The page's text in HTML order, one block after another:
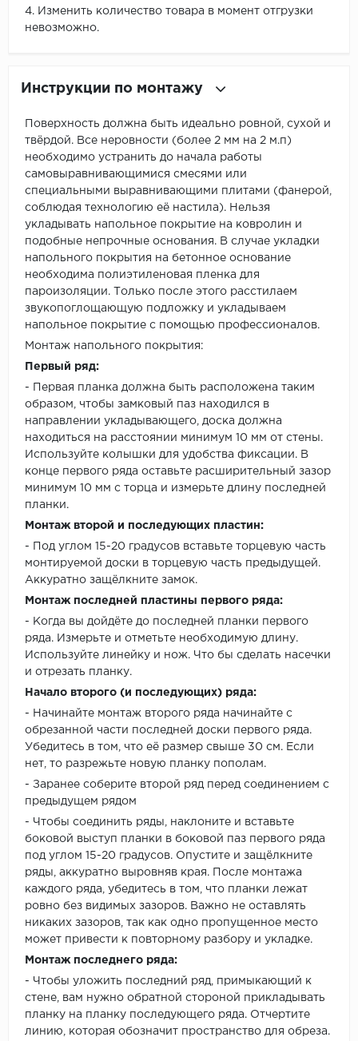
4. Изменить количество товара в момент отгрузки
невозможно.
Инструкции по монтажу
Поверхность должна быть идеально ровной, сухой и
твёрдой. Все неровности (более 2 мм на 2 м.п)
необходимо устранить до начала работы
самовыравнивающимися смесями или
специальными выравнивающими плитами (фанерой,
соблюдая технологию её настила). Нельзя
укладывать напольное покрытие на ковролин и
подобные непрочные основания. В случае укладки
напольного покрытия на бетонное основание
необходима полиэтиленовая пленка для
пароизоляции. Только после этого расстилаем
звукопоглощающую подложку и укладываем
напольное покрытие с помощью профессионалов.
Монтаж напольного покрытия:
Первый ряд:
- Первая планка должна быть расположена таким
образом, чтобы замковый паз находился в
направлении укладывающего, доска должна
находиться на расстоянии минимум 10 мм от стены.
Используйте колышки для удобства фиксации. В
конце первого ряда оставьте расширительный зазор
минимум 10 мм с торца и измерьте длину последней
планки.
Монтаж второй и последующих пластин:
- Под углом 15-20 градусов вставьте торцевую часть
монтируемой доски в торцевую часть предыдущей.
Аккуратно защёлкните замок.
Монтаж последней пластины первого ряда:
- Когда вы дойдёте до последней планки первого
ряда. Измерьте и отметьте необходимую длину.
Используйте линейку и нож. Что бы сделать насечки
и отрезать планку.
Начало второго (и последующих) ряда:
- Начинайте монтаж второго ряда начинайте с
обрезанной части последней доски первого ряда.
Убедитесь в том, что её размер свыше 30 см. Если
нет, то разрежьте новую планку пополам.
- Заранее соберите второй ряд перед соединением с
предыдущем рядом
- Чтобы соединить ряды, наклоните и вставьте
боковой выступ планки в боковой паз первого ряда
под углом 15-20 градусов. Опустите и защёлкните
ряды, аккуратно выровняв края. После монтажа
каждого ряда, убедитесь в том, что планки лежат
ровно без видимых зазоров. Важно не оставлять
никаких зазоров, так как одно пропущенное место
может привести к повторному разбору и укладке.
Монтаж последнего ряда:
- Чтобы уложить последний ряд, примыкающий к
стене, вам нужно обратной стороной прикладывать
планку на планку последующего ряда. Отчертите
линию, которая обозначит пространство для обреза.